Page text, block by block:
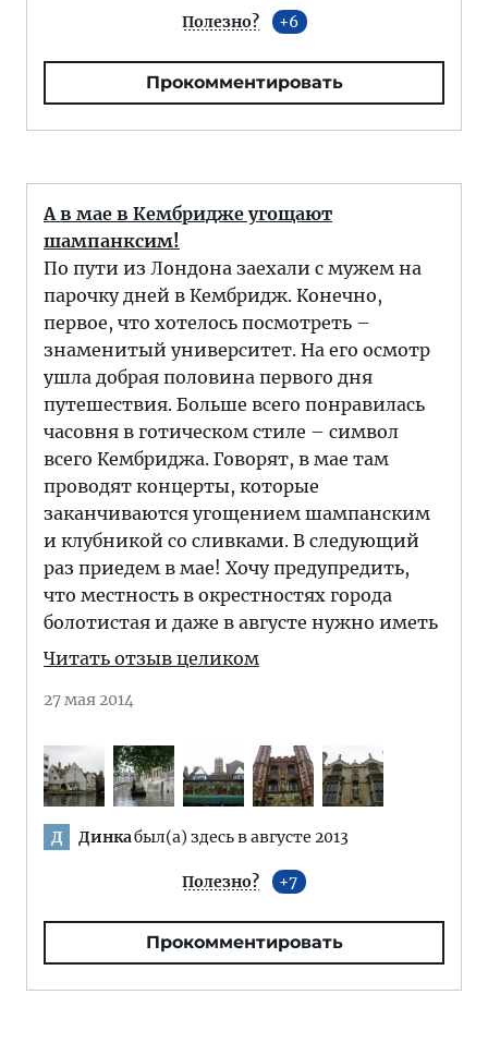
Полезно? 6
Прокомментировать
А в мае в Кембридже угощают
шампанксим!
По пути из Лондона заехали с мужем на
парочку дней в Кембридж. Конечно,
первое, что хотелось посмотреть –
знаменитый университет. На его осмотр
ушла добрая половина первого дня
путешествия. Больше всего понравилась
часовня в готическом стиле – символ
всего Кембриджа. Говорят, в мае там
проводят концерты, которые
заканчиваются угощением шампанским
и клубникой со сливками. В следующий
раз приедем в мае! Хочу предупредить,
что местность в окрестностях города
болотистая и даже в августе нужно иметь
Читать отзыв целиком
27 мая 2014
Д Динкабыл(а) здесь в августе 2013
Полезно? 7
Прокомментировать